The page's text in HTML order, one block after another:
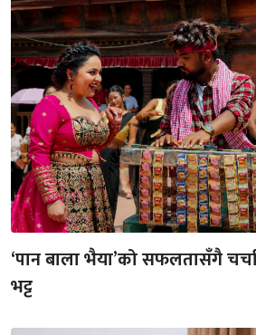
‘पान बाला भैया’को सफलतासँगै
भट्ट